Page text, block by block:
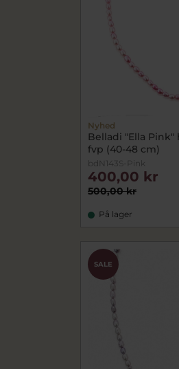
Nyhed
Belladi "Ella
fvp (40-48 cm)
bdN143S-Pink
500,00 kr
400,00 kr
På lager
SALE